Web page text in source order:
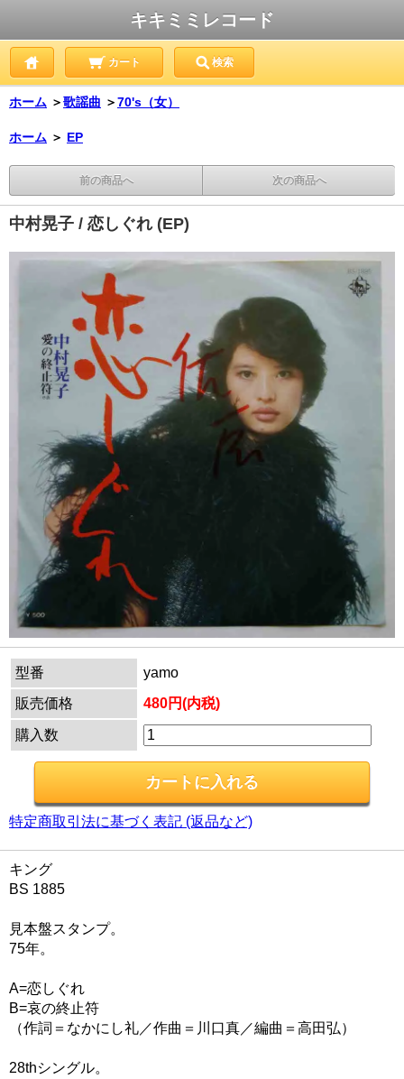
キキミミレコード
カート 検索
ホーム ＞歌謡曲 ＞70's（女）
ホーム ＞ EP
前の商品へ 次の商品へ
中村晃子 / 恋しぐれ (EP)
型番
yamo
販売価格
480円(内税)
購入数
特定商取引法に基づく表記 (返品など)
キング
BS 1885
見本盤スタンプ。
75年。
A=恋しぐれ
B=哀の終止符
（作詞＝なかにし礼／作曲＝川口真／編曲＝高田弘）
28thシングル。